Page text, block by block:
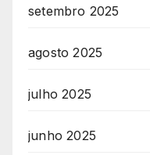
setembro 2025
agosto 2025
julho 2025
junho 2025